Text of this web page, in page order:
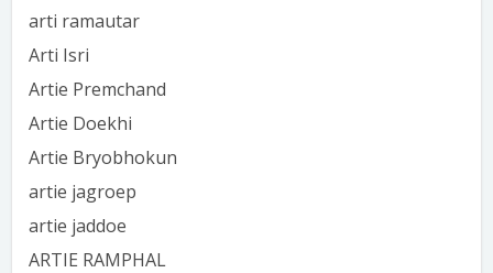
arti ramautar
Arti Isri
Artie Premchand
Artie Doekhi
Artie Bryobhokun
artie jagroep
artie jaddoe
ARTIE RAMPHAL